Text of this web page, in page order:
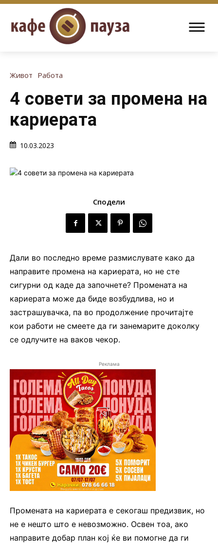
Живот Работа
4 совети за промена на
кариерата
10.03.2023
Сподели
Дали во последно време размислувате како да
направите промена на кариерата, но не сте
сигурни од каде да започнете? Промената на
кариерата може да биде возбудлива, но и
застрашувачка, па во продолжение прочитајте
кои работи не смеете да ги занемарите доколку
се одлучите на ваков чекор.
Реклама
Промената на кариерата е секогаш предизвик, но
не е нешто што е невозможно. Освен тоа, ако
направите добар план кој ќе ви помогне да ги